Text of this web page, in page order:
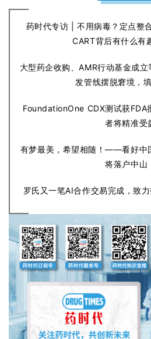
药时代专访 | 不用病毒？定点整
CART背后有什么有
大型药企收购、AMR行动基金成
发管线摆脱窘境，
FoundationOne CDX测试获FDA
者将精准受
有梦最美，希望相随！——看好中
将落户中山
罗氏又一笔AI合作交易完成，致